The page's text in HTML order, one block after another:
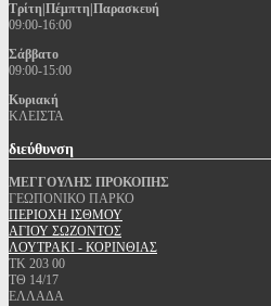
Τρίτη|Πέμπτη|Παρασκευή
09:00-16:00
Σάββατο
09:00-15:00
Κυριακή
ΚΛΕΙΣΤΑ
διεύθυνση
ΜΕΓΓΟΥΛΗΣ ΠΡΟΚΟΠΗΣ
ΓΕΩΠΟΝΙΚΟ ΠΑΡΚΟ
ΠΕΡΙΟΧΗ ΙΣΘΜΟΥ
ΑΓΙΟΥ ΣΩΖΟΝΤΟΣ
ΛΟΥΤΡΑΚΙ - ΚΟΡΙΝΘΙΑΣ
ΤΚ 203 00
ΤΘ 14/17
ΕΛΛΑΔΑ